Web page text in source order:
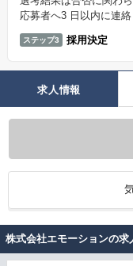
応募者へ3 日以内に連絡
ステップ3 採用決定
求人情報
株式会社エモーションの求